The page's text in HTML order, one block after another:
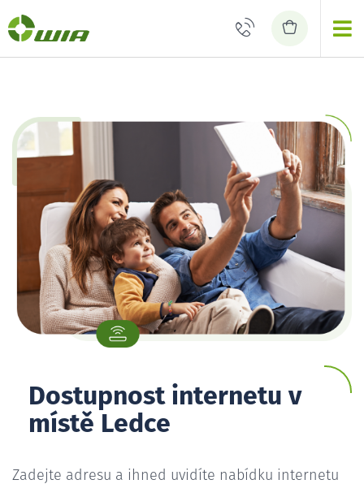
Dostupnost internetu v
místě Ledce
Zadejte adresu a ihned uvidíte nabídku internetu